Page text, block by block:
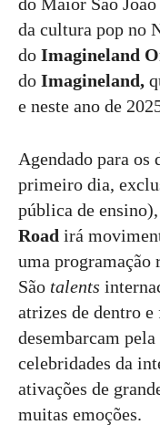
da cultura pop no
do Imagineland
do Imagineland,
e neste ano de
Agendado para os
primeiro dia,
pública de
Road irá
uma programação
São talents
atrizes de dentro
desembarcam
celebridades da
ativações de
muitas emoções.